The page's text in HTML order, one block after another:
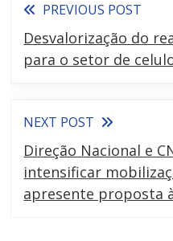
PREVIOUS POST
Desvalorização do
para o setor de
NEXT POST
Direção Nacional e
intensificar
apresente proposta